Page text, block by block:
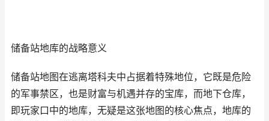
储备站地库的战略意义
储备站地图在逃离塔科夫中占据着特殊地位，它既是危险
的军事禁区，也是财富与机遇并存的宝库，而地下仓库，
即玩家口中的地库，无疑是这张地图的核心焦点，地库的